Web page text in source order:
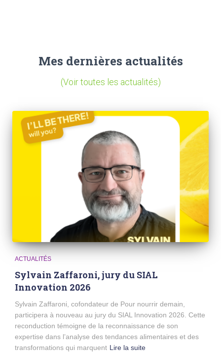
Mes dernières actualités
(Voir toutes les actualités)
ACTUALITÉS
Sylvain Zaffaroni, jury du SIAL
Innovation 2026
Sylvain Zaffaroni, cofondateur de Pour nourrir demain,
participera à nouveau au jury du SIAL Innovation 2026. Cette
reconduction témoigne de la reconnaissance de son
expertise dans l’analyse des tendances alimentaires et des
transformations qui marquent Lire la suite